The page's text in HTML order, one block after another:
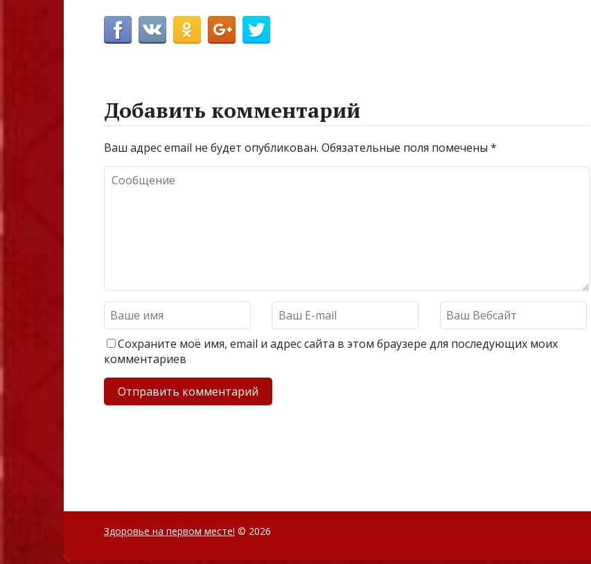
Добавить комментарий
Ваш адрес email не будет опубликован. Обязательные поля помечены *
Сохраните моё имя, email и адрес сайта в этом браузере для последующих моих
комментариев
Здоровье на первом месте! © 2026